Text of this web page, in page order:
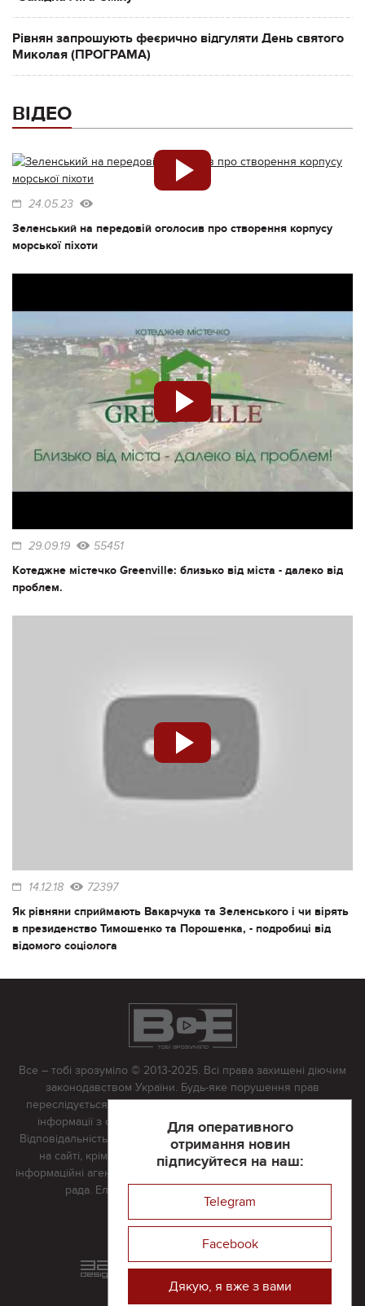
Рівнян запрошують феєрично відгуляти День святого
Миколая (ПРОГРАМА)
ВІДЕО
24.05.23
Зеленський на передовій оголосив про створення корпусу
морської піхоти
29.09.19 55451
Котеджне містечко Greenville: близько від міста - далеко від
проблем.
14.12.18 72397
Як рівняни сприймають Вакарчука та Зеленського і чи вірять
в президенство Тимошенко та Порошенка, - подробиці від
відомого соціолога
Для оперативного
отримання новин
підписуйтеся на наш:
Telegram
Facebook
Дякую, я вже з вами
Все – тобі зрозуміло © 2013-2025. Всі права захищені діючим
законодавством України. Будь-яке порушення прав
переслідується в судовому порядку. Будь-яке відтворення
інформації з сайту тільки з письмово дозволу редакції.
Відповідальність за достовірність усіх матеріалів, розміщених
на сайті, крім матеріалів, які містять посилання на інші
інформаційні агентства або інтернет-видання, несе редакційна
рада. Електронна пошта:
Реклама на сайті
Розроблений та підтримується